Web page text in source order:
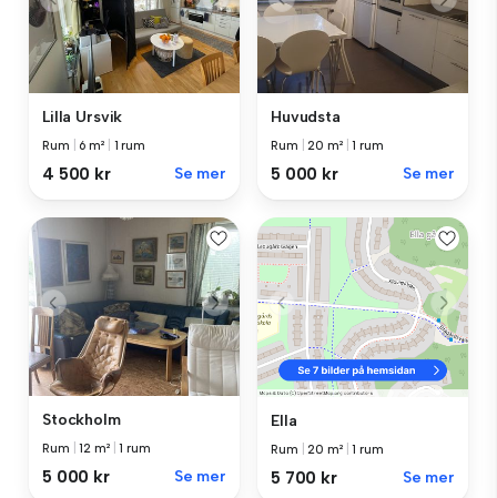
Lilla Ursvik
Rum 6 m² 1 rum
4 500 kr Se mer
Huvudsta
Rum |20 m² |1 rum
5 000 kr Se mer
Stockholm
Rum |12 m² |1 rum
5 000 kr Se mer
Ella
Rum |20 m² |1 rum
5 700 kr Se mer